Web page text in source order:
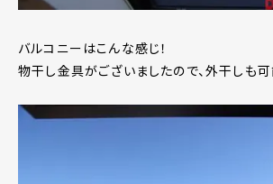
バルコニーはこんな感じ！
物干し金具がございましたので、外干しも